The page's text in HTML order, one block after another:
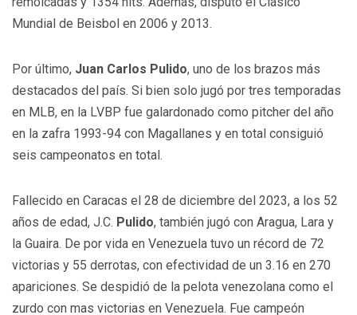
Mundial de Beisbol en 2006 y 2013.
Por último, Juan Carlos Pulido, uno de los brazos más
destacados del país. Si bien solo jugó por tres temporadas
en MLB, en la LVBP fue galardonado como pitcher del año
en la zafra 1993-94 con Magallanes y en total consiguió
seis campeonatos en total.
Fallecido en Caracas el 28 de diciembre del 2023, a los 52
años de edad, J.C. Pulido, también jugó con Aragua, Lara y
la Guaira. De por vida en Venezuela tuvo un récord de 72
victorias y 55 derrotas, con efectividad de un 3.16 en 270
apariciones. Se despidió de la pelota venezolana como el
zurdo con mas victorias en Venezuela. Fue campeón